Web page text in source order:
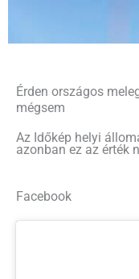
Érden országos
mégsem
Az Időkép helyi
azonban ez az érték
Facebook